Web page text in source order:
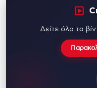
Δείτε όλα τα